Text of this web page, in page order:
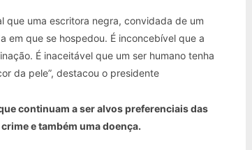
que uma escritora negra, convidada de um
em que se hospedou. É inconcebível que a
É inaceitável que um ser humano tenha
da pele”, destacou o presidente
continuam a ser alvos preferenciais das
e também uma doença.